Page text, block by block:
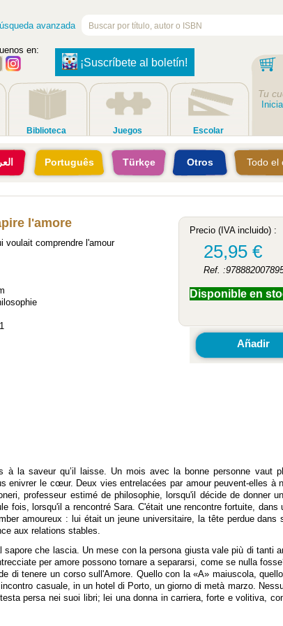
avanzada
en:
¡Suscríbete al boletín!
Biblioteca Juegos Escolar
Tu
Português Türkçe Otros Todo el
l'amore
voulait comprendre l'amour
Precio (IVA incluido) :
25,95 €
Ref.
Disponible en
Añadir
la saveur qu’il laisse. Un mois avec la bonne personne vaut
enivrer le cœur. Deux vies entrelacées par amour peuvent-elles à
professeur estimé de philosophie, lorsqu'il décide de donner
fois, lorsqu'il a rencontré Sara. C'était une rencontre fortuite, dans
amoureux : lui était un jeune universitaire, la tête perdue dans
aux relations stables.
che lascia. Un mese con la persona giusta vale più di tanti
per amore possono tornare a separarsi, come se nulla
di tenere un corso sull'Amore. Quello con la «A» maiuscola,
casuale, in un hotel di Porto, un giorno di metà marzo.
persa nei suoi libri; lei una donna in carriera, forte e volitiva,